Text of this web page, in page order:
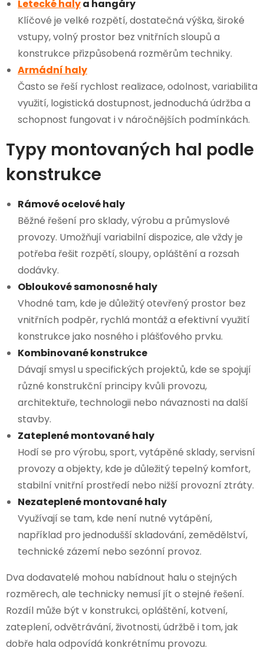
Letecké halya hangáry
Klíčové je velké rozpětí, dostatečná výška, široké
vstupy, volný prostor bez vnitřních sloupů a
konstrukce přizpůsobená rozměrům techniky.
Armádní haly
Často se řeší rychlost realizace, odolnost, variabilita
využití, logistická dostupnost, jednoduchá údržba a
schopnost fungovat i v náročnějších podmínkách.
Typy montovaných hal podle
konstrukce
Rámové ocelové haly
Běžné řešení pro sklady, výrobu a průmyslové
provozy. Umožňují variabilní dispozice, ale vždy je
potřeba řešit rozpětí, sloupy, opláštění a rozsah
dodávky.
Obloukové samonosné haly
Vhodné tam, kde je důležitý otevřený prostor bez
vnitřních podpěr, rychlá montáž a efektivní využití
konstrukce jako nosného i plášťového prvku.
Kombinované konstrukce
Dávají smysl u specifických projektů, kde se spojují
různé konstrukční principy kvůli provozu,
architektuře, technologii nebo návaznosti na další
stavby.
Zateplené montované haly
Hodí se pro výrobu, sport, vytápěné sklady, servisní
provozy a objekty, kde je důležitý tepelný komfort,
stabilní vnitřní prostředí nebo nižší provozní ztráty.
Nezateplené montované haly
Využívají se tam, kde není nutné vytápění,
například pro jednodušší skladování, zemědělství,
technické zázemí nebo sezónní provoz.
Dva dodavatelé mohou nabídnout halu o stejných
rozměrech, ale technicky nemusí jít o stejné řešení.
Rozdíl může být v konstrukci, opláštění, kotvení,
zateplení, odvětrávání, životnosti, údržbě i tom, jak
dobře hala odpovídá konkrétnímu provozu.